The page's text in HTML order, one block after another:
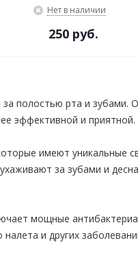
Нет в наличии
250 руб.
полостью рта и зубами.
эффективной и приятной.
имеют уникальные
за зубами и
мощные
и других